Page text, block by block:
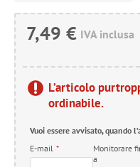
7,49 € IVA inclusa
L’articolo
ordinabile.
Vuoi essere avvisato, quando
E-mail *
Monitorare
a